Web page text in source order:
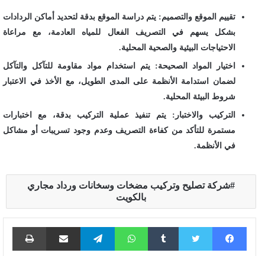
تقييم الموقع والتصميم: يتم دراسة الموقع بدقة لتحديد أماكن الردادات
بشكل يسهم في التصريف الفعال للمياه العادمة، مع مراعاة
الاحتياجات البيئية والصحية المحلية.
اختيار المواد الصحيحة: يتم استخدام مواد مقاومة للتآكل والتآكل
لضمان استدامة الأنظمة على المدى الطويل، مع الأخذ في الاعتبار
شروط البيئة المحلية.
التركيب والاختبار: يتم تنفيذ عملية التركيب بدقة، مع اختبارات
مستمرة للتأكد من كفاءة التصريف وعدم وجود تسريبات أو مشاكل
في الأنظمة.
شركة تصليح وتركيب مضخات وسخانات ورداد مجاري
بالكويت
فيسبوك تويتر واتساب تيلقرام مشاركة عبر البريد